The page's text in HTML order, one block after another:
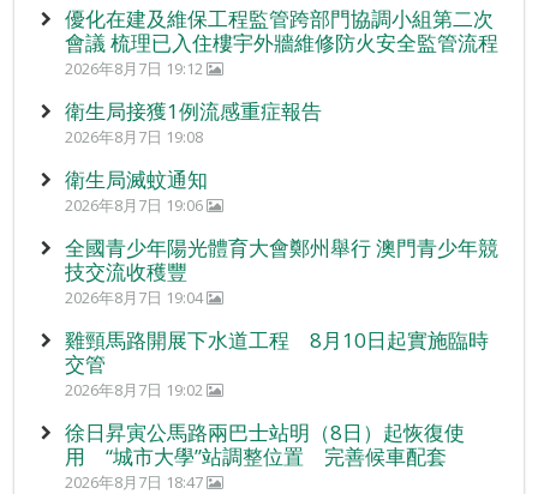
優化在建及維保工程監管跨部門協調小組第二次
會議 梳理已入住樓宇外牆維修防火安全監管流程
2026年8月7日 19:12
衛生局接獲1例流感重症報告
2026年8月7日 19:08
衛生局滅蚊通知
2026年8月7日 19:06
全國青少年陽光體育大會鄭州舉行 澳門青少年競
技交流收穫豐
2026年8月7日 19:04
雞頸馬路開展下水道工程 8月10日起實施臨時
交管
2026年8月7日 19:02
徐日昇寅公馬路兩巴士站明（8日）起恢復使
用 “城市大學”站調整位置 完善候車配套
2026年8月7日 18:47